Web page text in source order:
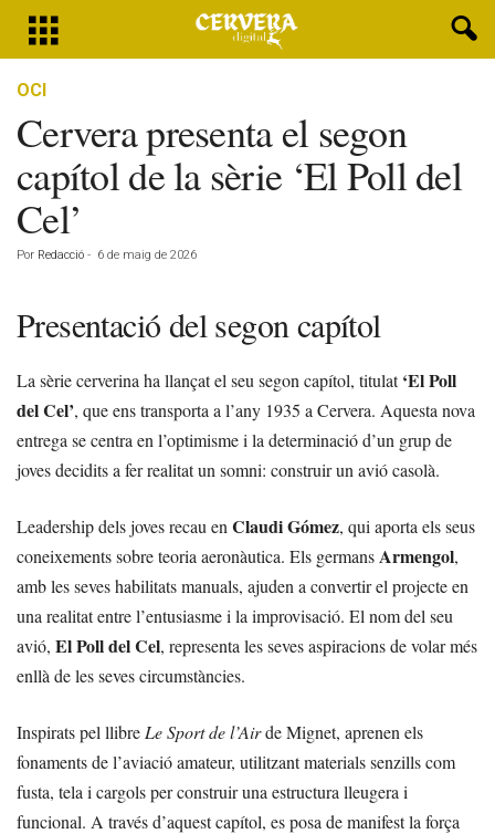
OCI
Cervera presenta el segon
capítol de la sèrie ‘El Poll del
Cel’
Por Redacció - 6 de maig de 2026
Presentació del segon capítol
La sèrie cerverina ha llançat el seu segon capítol, titulat‘El Poll
del Cel’, que ens transporta a l’any 1935 a Cervera. Aquesta nova
entrega se centra en l’optimisme i la determinació d’un grup de
joves decidits a fer realitat un somni: construir un avió casolà.
Leadership dels joves recau en Claudi Gómez, qui aporta els seus
coneixements sobre teoria aeronàutica. Els germansArmengol,
amb les seves habilitats manuals, ajuden a convertir el projecte en
una realitat entre l’entusiasme i la improvisació. El nom del seu
avió, El Poll del Cel, representa les seves aspiracions de volar més
enllà de les seves circumstàncies.
Inspirats pel llibre Le Sport de l’Airde Mignet, aprenen els
fonaments de l’aviació amateur, utilitzant materials senzills com
fusta, tela i cargols per construir una estructura lleugera i
funcional. A través d’aquest capítol, es posa de manifest la força